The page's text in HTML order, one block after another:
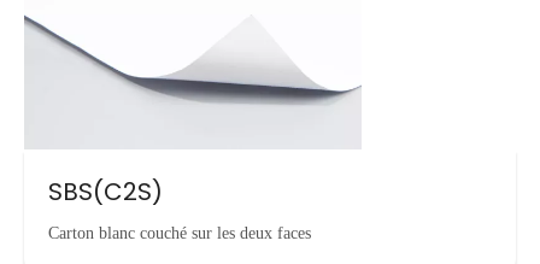
SBS(C2S)
Carton blanc couché sur les deux faces